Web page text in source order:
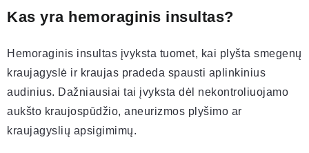
Kas yra hemoraginis insultas?
Hemoraginis insultas įvyksta tuomet, kai plyšta smegenų
kraujagyslė ir kraujas pradeda spausti aplinkinius
audinius. Dažniausiai tai įvyksta dėl nekontroliuojamo
aukšto kraujospūdžio, aneurizmos plyšimo ar
kraujagyslių apsigimimų.